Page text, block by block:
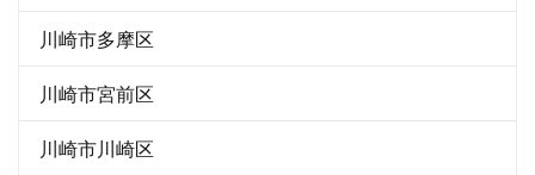
川崎市多摩区
川崎市宮前区
川崎市川崎区